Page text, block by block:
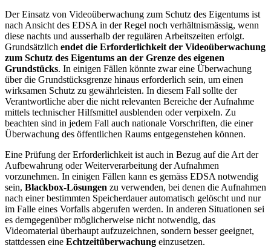
Der Einsatz von Videoüberwachung zum Schutz des Eigentums ist
nach Ansicht des EDSA in der Regel noch verhältnismässig, wenn
diese nachts und ausserhalb der regulären Arbeitszeiten erfolgt.
Grundsätzlich endet die Erforderlichkeit der Videoüberwachung
zum Schutz des Eigentums an der Grenze des eigenen
Grundstücks. In einigen Fällen könnte zwar eine Überwachung
über die Grundstücksgrenze hinaus erforderlich sein, um einen
wirksamen Schutz zu gewährleisten. In diesem Fall sollte der
Verantwortliche aber die nicht relevanten Bereiche der Aufnahme
mittels technischer Hilfsmittel ausblenden oder verpixeln. Zu
beachten sind in jedem Fall auch nationale Vorschriften, die einer
Überwachung des öffentlichen Raums entgegenstehen können.
Eine Prüfung der Erforderlichkeit ist auch in Bezug auf die Art der
Aufbewahrung oder Weiterverarbeitung der Aufnahmen
vorzunehmen. In einigen Fällen kann es gemäss EDSA notwendig
sein, Blackbox-Lösungen zu verwenden, bei denen die Aufnahmen
nach einer bestimmten Speicherdauer automatisch gelöscht und nur
im Falle eines Vorfalls abgerufen werden. In anderen Situationen sei
es demgegenüber möglicherweise nicht notwendig, das
Videomaterial überhaupt aufzuzeichnen, sondern besser geeignet,
stattdessen eine Echtzeitüberwachung einzusetzen.